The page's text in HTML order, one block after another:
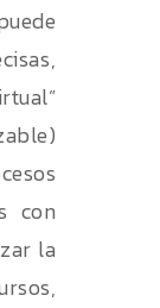
con
la